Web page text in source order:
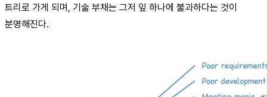
트리로 가게 되며, 기술 부채는 그저 잎 하나에 불과하다는 것이
분명해진다.